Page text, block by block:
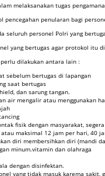
melaksanakan tugas
penularan bagi
seluruh personel Polri yang
yang bertugas agar protokol itu
dilakukan antara lain :
sebelum bertugas di lapangan
saat bertugas
dan sarung tangan.
air mengalir atau menggunakan
fisik dengan masyarakat,
maksimal 12 jam per hari, 40
diri membersihkan diri (mandi
minum.vitamin dan olahraga
dengan disinfektan.
yang tidak masuk karema